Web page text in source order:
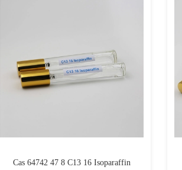
Cas 64742 47 8 C13 16 Isoparaffin